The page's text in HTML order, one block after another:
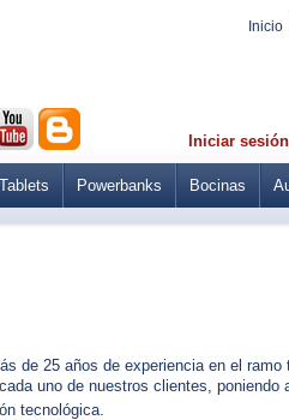
Iniciar sesión
Inicio
Tablets Powerbanks Bocinas
de 25 años de experiencia en el
uno de nuestros c lientes, poniendo
tecnológica.